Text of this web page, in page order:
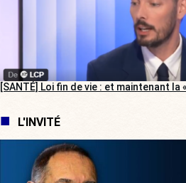
[SANTÉ] Loi fin de vie : et maintenant
L'INVITÉ